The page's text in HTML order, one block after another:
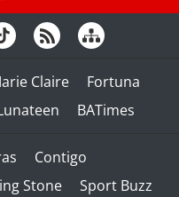
Claire
Fortuna
BATimes
Contigo
Stone
Sport Buzz